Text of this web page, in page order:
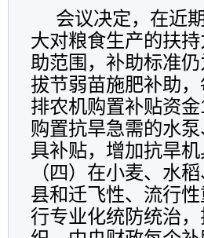
会议决定，在近
大对粮食生产的扶
助范围，补助标准
拔节弱苗施肥补助
排农机购置补贴资
购置抗旱急需的水
具补贴，增加抗旱
（四）在小麦、水
县和迁飞性、流行
行专业化统防统治